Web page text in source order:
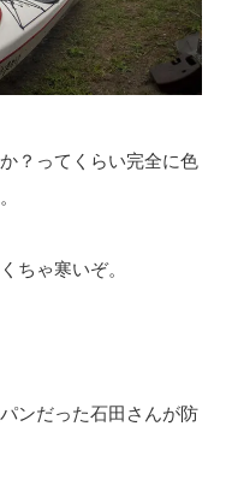
？ってくらい完全に色
ちゃ寒いぞ。
ンだった石田さんが防